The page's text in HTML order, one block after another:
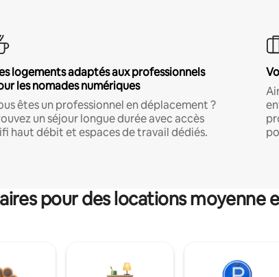
logements adaptés aux professionnels
les nomades numériques
êtes un professionnel en déplacement ?
un séjour longue durée avec accès
haut débit et espaces de travail dédiés.
pour des locations moyenne